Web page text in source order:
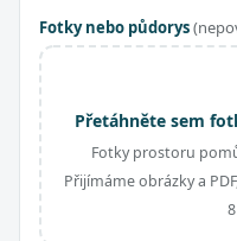
Fotky nebo půdorys
Přetáhněte sem
Fotky prostoru
Přijímáme obrázky a